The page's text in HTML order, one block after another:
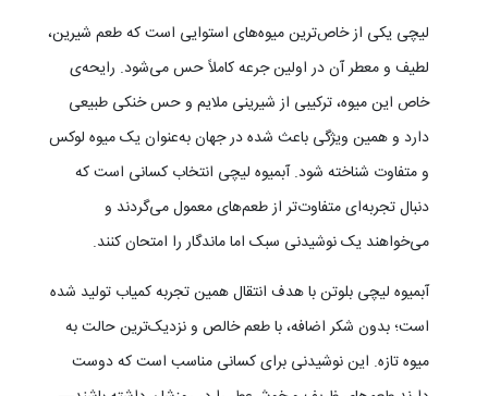
لیچی یکی از خاص‌ترین میوه‌های استوایی است که طعم شیرین،
لطیف و معطر آن در اولین جرعه کاملاً حس می‌شود. رایحه‌ی
خاص این میوه، ترکیبی از شیرینی ملایم و حس خنکی طبیعی
دارد و همین ویژگی باعث شده در جهان به‌عنوان یک میوه لوکس
و متفاوت شناخته شود. آبمیوه لیچی انتخاب کسانی است که
دنبال تجربه‌ای متفاوت‌تر از طعم‌های معمول می‌گردند و
می‌خواهند یک نوشیدنی سبک اما ماندگار را امتحان کنند.
آبمیوه لیچی بلوتن با هدف انتقال همین تجربه کمیاب تولید شده
است؛ بدون شکر اضافه، با طعم خالص و نزدیک‌ترین حالت به
میوه تازه. این نوشیدنی برای کسانی مناسب است که دوست